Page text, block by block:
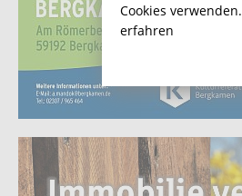
Cookies verwenden.
erfahren